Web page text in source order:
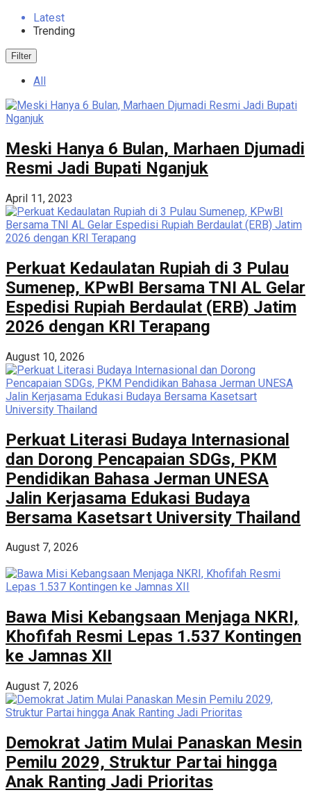
Latest
Trending
Filter
All
Meski Hanya 6 Bulan, Marhaen Djumadi
Resmi Jadi Bupati Nganjuk
April 11, 2023
Perkuat Kedaulatan Rupiah di 3 Pulau
Sumenep, KPwBI Bersama TNI AL Gelar
Espedisi Rupiah Berdaulat (ERB) Jatim
2026 dengan KRI Terapang
August 10, 2026
Perkuat Literasi Budaya Internasional
dan Dorong Pencapaian SDGs, PKM
Pendidikan Bahasa Jerman UNESA
Jalin Kerjasama Edukasi Budaya
Bersama Kasetsart University Thailand
August 7, 2026
Bawa Misi Kebangsaan Menjaga NKRI,
Khofifah Resmi Lepas 1.537 Kontingen
ke Jamnas XII
August 7, 2026
Demokrat Jatim Mulai Panaskan Mesin
Pemilu 2029, Struktur Partai hingga
Anak Ranting Jadi Prioritas